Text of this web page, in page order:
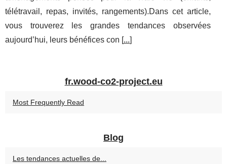
télétravail, repas, invités, rangements).Dans cet article,
vous trouverez les grandes tendances observées
aujourd’hui, leurs bénéfices con [...]
fr.wood-co2-project.eu
Most Frequently Read
Blog
Les tendances actuelles de...